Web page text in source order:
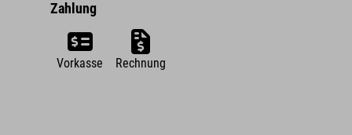
Zahlung
Vorkasse Rechnung